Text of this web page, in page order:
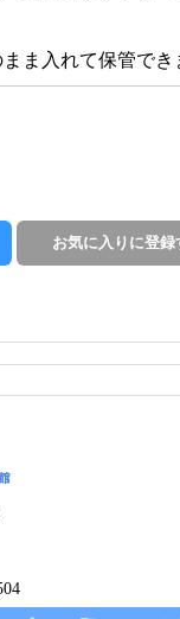
ま入れて保管でき